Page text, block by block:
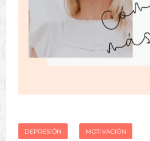
DEPRESIÓN MOTIVACIÓN